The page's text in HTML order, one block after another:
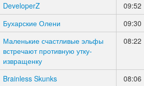
DeveloperZ
09:52
Бухарские Олени
09:30
Маленькие счастливые эльфы
встречают противную утку-
извращенку
08:22
Brainless Skunks
08:06